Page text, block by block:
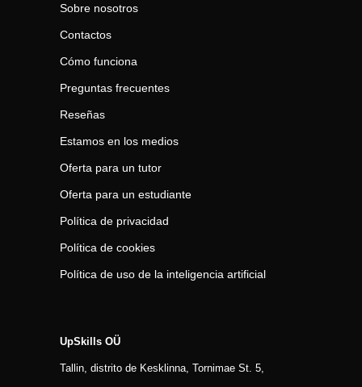
Sobre nosotros
Contactos
Cómo funciona
Preguntas frecuentes
Reseñas
Estamos en los medios
Oferta para un tutor
Oferta para un estudiante
Política de privacidad
Política de cookies
Política de uso de la inteligencia artificial
UpSkills OÜ
Tallin, distrito de Kesklinna, Tornimаe St. 5,